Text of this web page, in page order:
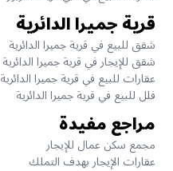
قرية جميرا الدائرية
شقق للبيع في قرية جميرا الدائرية
شقق للإيجار في قرية جميرا الدائرية
عقارات للبيع في قرية جميرا الدائرية
فلل للبيع في قرية جميرا الدائرية
مراجع مفيدة
مجمع سكن عمال للإيجار
عقارات الإيجار بهدف التملك